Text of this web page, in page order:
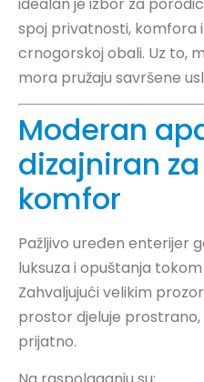
idealan je izbor za
spoj privatnosti, komfora
crnogorskoj obali. Uz to,
mora pružaju savršene
Moderan
dizajniran
komfor
Pažljivo uređen enterijer
luksuza i opuštanja
Zahvaljujući velikim
prostor djeluje
prijatno.